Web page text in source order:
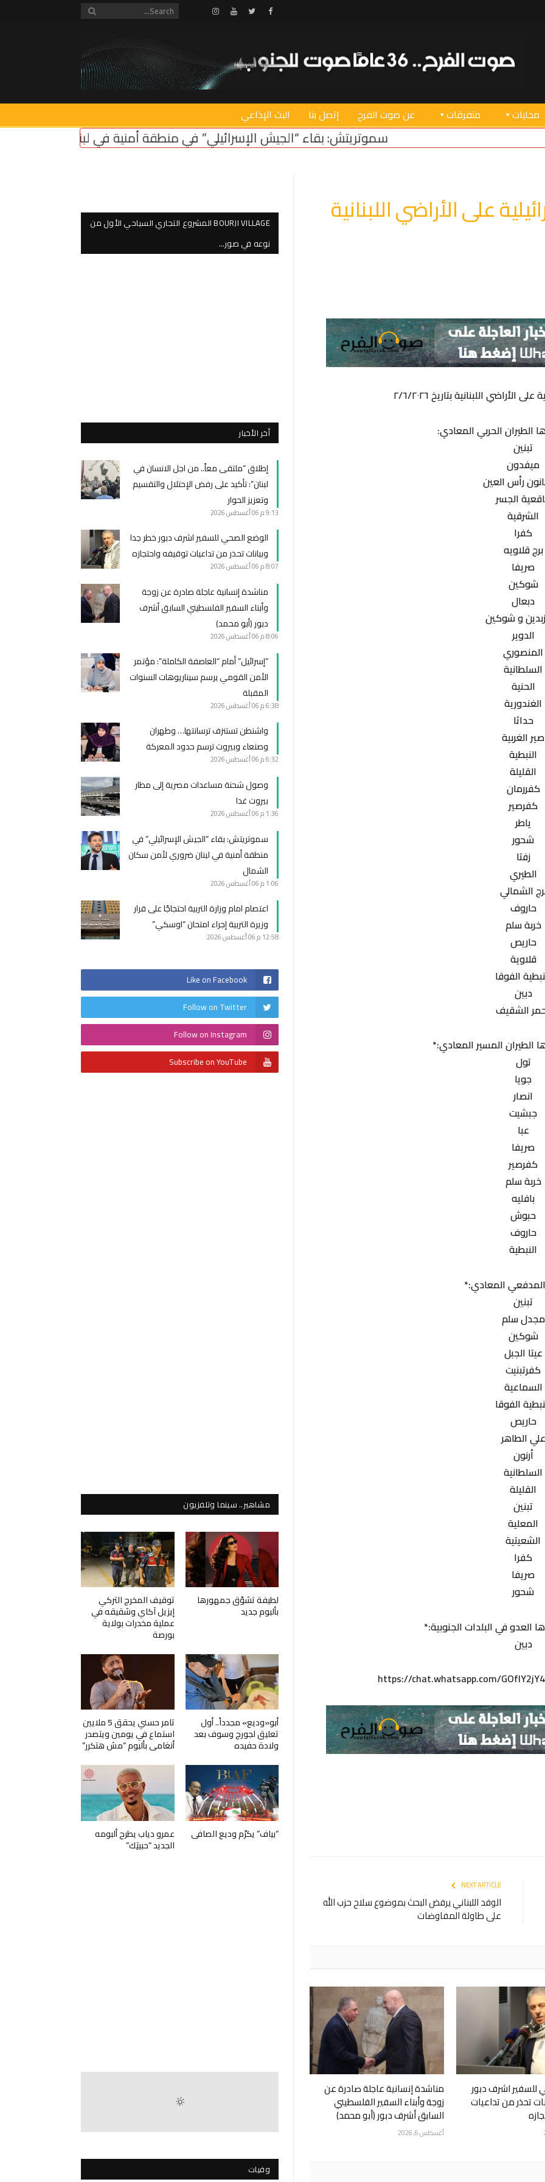
Facebook
Twitter
Youtube
Instagram
محليات متفرقات عن صوت الفرح إتصل بنا البث الإذاعي
سموتريتش: بقاء “الجيش الإسرائيلي” في منطقة أمنية في لبنان ضروري لأمن سكان الشمال
على الأراضي اللبنانية
اللبنانية بتاريخ ٢/٦/٢٠٢٦
الطيران الحربي المعادي:
تبنين
ميفدون
رأس العين
الجسر
الشرقية
كفرا
برج قلاويه
صريفا
شوكين
دبعال
و شوكين
الدوير
المنصوري
السلطانية
الحنية
الغندورية
حداثا
صير الغربية
النبطية
القليلة
كفررمان
كفرصير
ياطر
شحور
زفتا
الطيري
الشمالي
حاروف
خربة سلم
حاريص
قلاوية
الفوقا
دبين
الشقيف
الطيران المسير المعادي:*
تول
جويا
انصار
جبشيت
عبا
صريفا
كفرصير
خربة سلم
بافليه
حبوش
حاروف
النبطية
المعادي:*
تبنين
مجدل سلم
شوكين
عيتا الجبل
كفرتبنيت
السماعية
الفوقا
حاريص
علي الطاهر
أرنون
السلطانية
القليلة
تبنين
المعلية
الشعيتية
كفرا
صريفا
شحور
العدو في البلدات الجنوبية:*
دبين
https://chat.whatsapp.com/
NEXT ARTICLE
الوفد اللبناني يرفض البحث بموضوع سلاح حزب الله
على طاولة المفاوضات
للسفير اشرف دبور
تحذر من تداعيات
مناشدة إنسانية عاجلة صادرة عن
زوجة وأبناء السفير الفلسطيني
السابق أشرف دبور (أبو محمد)
أغسطس 6, 2026
BOURJI VILLAGE المشروع التجاري السياحي الأول من
نوعه في صور…
أخر الأخبار
إطلاق “ملتقى معاً.. من اجل الانسان في
لبنان”: تأكيد على رفض الإحتلال والتقسيم
وتعزيز الحوار
9:13 م 06 أغسطس 2026
الوضع الصحي للسفير اشرف دبور خطر جدا
وبيانات تحذر من تداعيات توقيفه واحتجازه
8:07 م 06 أغسطس 2026
مناشدة إنسانية عاجلة صادرة عن زوجة
وأبناء السفير الفلسطيني السابق أشرف
دبور (أبو محمد)
8:06 م 06 أغسطس 2026
“إسرائيل” أمام “العاصفة الكاملة”: مؤتمر
الأمن القومي يرسم سيناريوهات السنوات
المقبلة
6:38 م 06 أغسطس 2026
واشنطن تستنزف ترسانتها… وطهران
وصنعاء وبيروت ترسم حدود المعركة
6:32 م 06 أغسطس 2026
وصول شحنة مساعدات مصرية إلى مطار
بيروت غدا
1:36 م 06 أغسطس 2026
سموتريتش: بقاء “الجيش الإسرائيلي” في
منطقة أمنية في لبنان ضروري لأمن سكان
الشمال
1:06 م 06 أغسطس 2026
اعتصام امام وزارة التربية احتجاجًا على قرار
وزيرة التربية إجراء امتحان “اوسكي”
12:58 م 06 أغسطس 2026
Like on Facebook
Follow on Twitter
Follow on Instagram
Subscribe on YouTube
مشاهير.. سينما وتلفزيون
لطيفة تشوّق جمهورها
بألبوم جديد
توقيف المخرج التركي
إيزيل آكاي وشقيقه في
عملية مخدرات بولاية
بورصة
أبو«وديع» مجدداً.. أول
تعليق لجورج وسوف بعد
ولادة حفيده
تامر حسني يحقق 5 ملايين
استماع في يومين ويتصدر
أنغامي بألبوم “مش هتكرر”
“بياف” يكرّم وديع الصافي عمرو دياب يطرح ألبومه
الجديد “حبيتِك”
وفيات